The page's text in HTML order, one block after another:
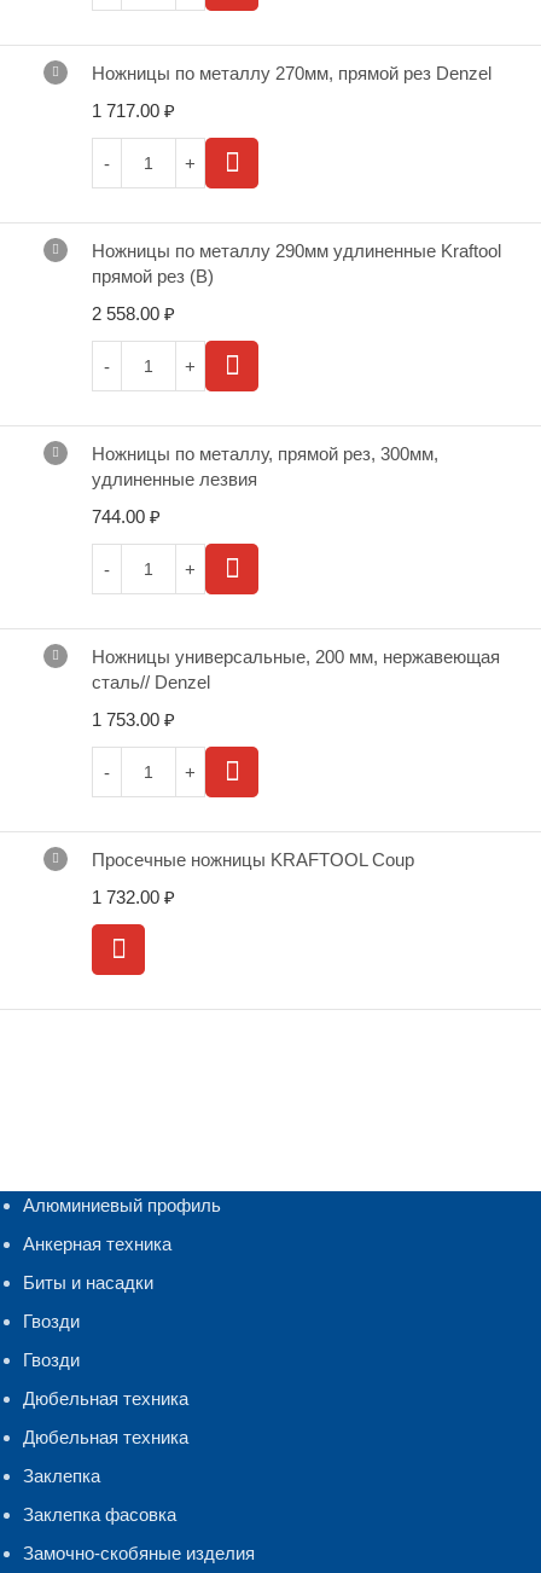
Ножницы по металлу 270мм, прямой рез Denzel
1 717.00 ₽
Ножницы по металлу 290мм удлиненные Kraftool
прямой рез (В)
2 558.00 ₽
Ножницы по металлу, прямой рез, 300мм,
удлиненные лезвия
744.00 ₽
Ножницы универсальные, 200 мм, нержавеющая
сталь// Denzel
1 753.00 ₽
Просечные ножницы KRAFTOOL Coup
1 732.00 ₽
Алюминиевый профиль
Анкерная техника
Биты и насадки
Гвозди
Гвозди
Дюбельная техника
Дюбельная техника
Заклепка
Заклепка фасовка
Замочно-скобяные изделия